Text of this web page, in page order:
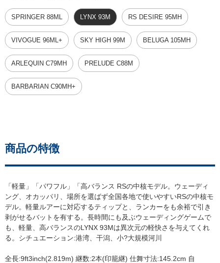
SPRINGER 88ML LYNX 93M RS DESIRE 95MH
VIVOGUE 96ML+ SKY HIGH 99M BELUGA 105MH
ARLEQUIN C79MH PRELUDE C88M
BARBARIAN C90MH+
商品の特徴
「軽量」「パワフル」「高バランス RSの中核モデル。ウェーディ
ング、オカッパリ、場所を選ばず全国各地で使いやすいRSの中核モ
デル。軽量ルアーに対応するティップと、ランカーをも余裕で引き
剥がせるバットを有する。長時間にも及ぶウェーディングゲームで
も、軽量、高バランスのLYNX 93Mは異次元の軽快さを与えてくれ
る。シチュエーション:港湾、干潟、小?大規模河川
全長:9ft3inch(2.819m) 継数:2本(印籠継) 仕舞寸法:145.2cm 自